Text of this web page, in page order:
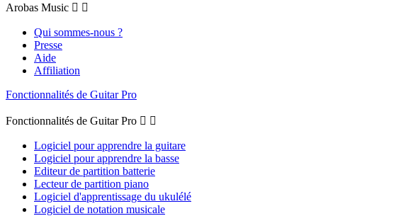
Arobas Music  
Qui sommes-nous ?
Presse
Aide
Affiliation
Fonctionnalités de Guitar Pro
Fonctionnalités de Guitar Pro  
Logiciel pour apprendre la guitare
Logiciel pour apprendre la basse
Editeur de partition batterie
Lecteur de partition piano
Logiciel d'apprentissage du ukulélé
Logiciel de notation musicale